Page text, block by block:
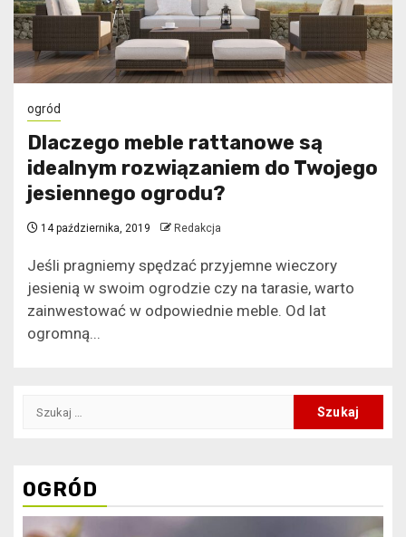
ogród
Dlaczego meble rattanowe są
idealnym rozwiązaniem do Twojego
jesiennego ogrodu?
14 października, 2019 Redakcja
Jeśli pragniemy spędzać przyjemne wieczory
jesienią w swoim ogrodzie czy na tarasie, warto
zainwestować w odpowiednie meble. Od lat
ogromną...
Szukaj:
OGRÓD